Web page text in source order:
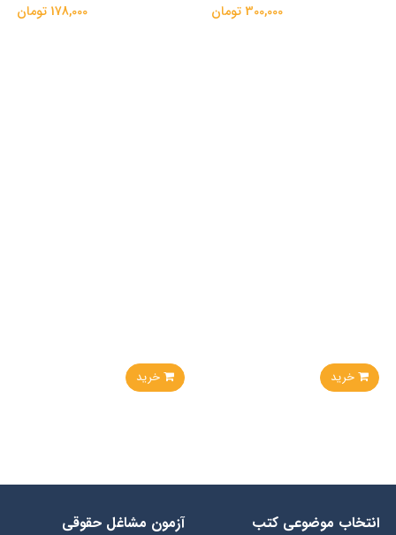
300,000 تومان
خرید
178,000 تومان
خرید
انتخاب​ موضوعي​ کتب آزمون مشاغل حقوقی